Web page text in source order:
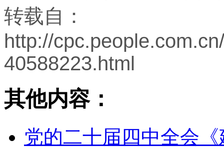
转载自：
http://
40588223.html
其他内容：
党的二十届四中全会